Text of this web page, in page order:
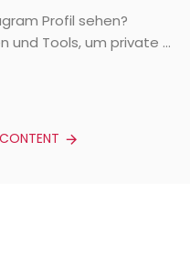
Profil sehen?
und Tools, um private ...